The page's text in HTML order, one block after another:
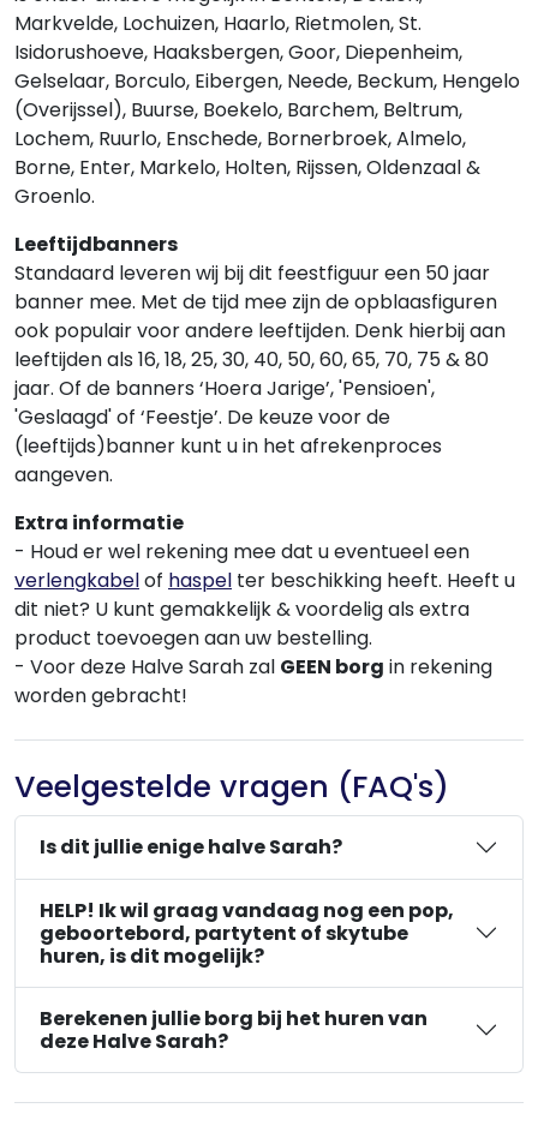
Markvelde, Lochuizen, Haarlo, Rietmolen, St.
Isidorushoeve, Haaksbergen, Goor, Diepenheim,
Gelselaar, Borculo, Eibergen, Neede, Beckum, Hengelo
(Overijssel), Buurse, Boekelo, Barchem, Beltrum,
Lochem, Ruurlo, Enschede, Bornerbroek, Almelo,
Borne, Enter, Markelo, Holten, Rijssen, Oldenzaal &
Groenlo.
Leeftijdbanners
Standaard leveren wij bij dit feestfiguur een 50 jaar
banner mee. Met de tijd mee zijn de opblaasfiguren
ook populair voor andere leeftijden. Denk hierbij aan
leeftijden als 16, 18, 25, 30, 40, 50, 60, 65, 70, 75 & 80
jaar. Of de banners ‘Hoera Jarige’, 'Pensioen',
'Geslaagd' of ‘Feestje’. De keuze voor de
(leeftijds)banner kunt u in het afrekenproces
aangeven.
Extra informatie
- Houd er wel rekening mee dat u eventueel een
verlengkabelof haspel ter beschikking heeft. Heeft u
dit niet? U kunt gemakkelijk & voordelig als extra
product toevoegen aan uw bestelling.
- Voor deze Halve Sarah zal GEEN borg in rekening
worden gebracht!
Veelgestelde vragen (FAQ's)
Is dit jullie enige halve Sarah?
HELP! Ik wil graag vandaag nog een pop,
geboortebord, partytent of skytube
huren, is dit mogelijk?
Berekenen jullie borg bij het huren van
deze Halve Sarah?